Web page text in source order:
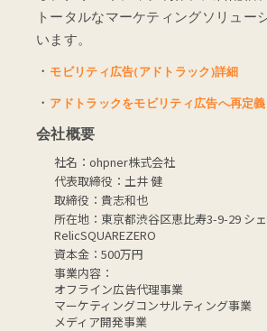
トータルなマーケティングソリュー
います。
・ モビリティ広告(アドトラック)詳細
・ アドトラックをモビリティ広告へ再定
会社概要
社名：ohpner株式会社
代表取締役：土井 健
取締役：貴志和也
所在地：東京都渋谷区恵比寿3-9-29 シ
RelicSQUAREZERO
資本金：500万円
事業内容：
オフライン広告代理事業
マーケティングコンサルティング事業
メディア開発事業